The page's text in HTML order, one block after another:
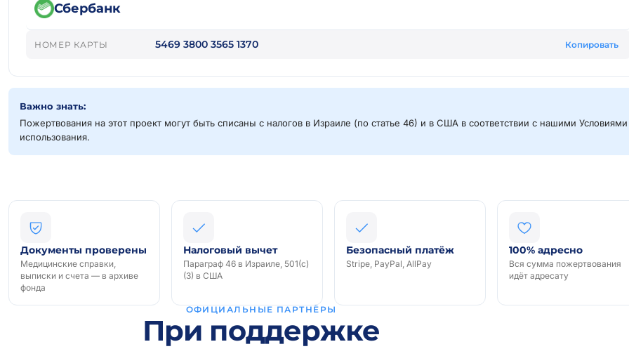
Сбербанк
НОМЕР КАРТЫ 5469 3800 3565 1370 Копировать
Важно знать:
Пожертвования на этот проект могут быть списаны с налогов в Израиле (по статье 46) и в США в соответствии с нашими Условиями
использования.
Документы проверены
Медицинские справки,
выписки и счета — в архиве
фонда
Налоговый вычет
Параграф 46 в Израиле, 501(c)
(3) в США
Безопасный платёж
Stripe, PayPal, AllPay
100% адресно
Вся сумма пожертвования
идёт адресату
ОФИЦИАЛЬНЫЕ ПАРТНЁРЫ
При поддержке